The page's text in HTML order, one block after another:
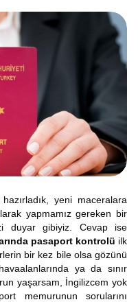
yeni maceralara
yapmamız gereken bir
duyar gibiyiz. Cevap ise
pasaport kontrolü ilk
bir kez bile olsa gözünü
ya da sınır
yaşarsam, İngilizcem yok
memurunun sorularını